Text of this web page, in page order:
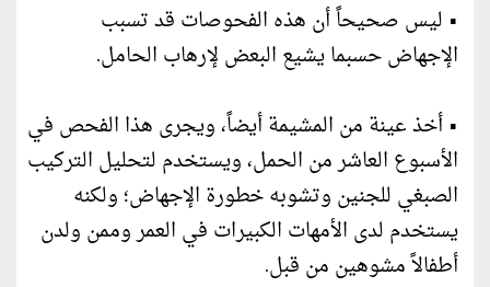
• ليس صحيحاً أن هذه الفحوصات قد تسبب
الإجهاض حسبما يشيع البعض لإرهاب الحامل.
• أخذ عينة من المشيمة أيضاً، ويجرى هذا الفحص في
الأسبوع العاشر من الحمل، ويستخدم لتحليل التركيب
الصبغي للجنين وتشوبه خطورة الإجهاض؛ ولكنه
يستخدم لدى الأمهات الكبيرات في العمر وممن ولدن
أطفالاً مشوهين من قبل.